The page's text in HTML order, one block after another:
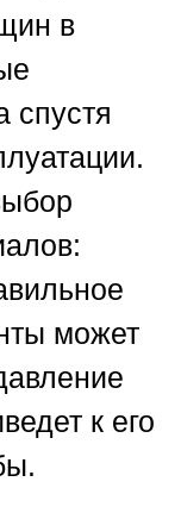
в
спустя
может
к его